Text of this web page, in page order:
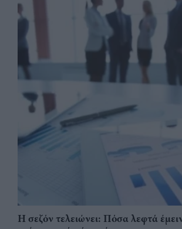
Η σεζόν τελειώνει: Πόσα λεφτά